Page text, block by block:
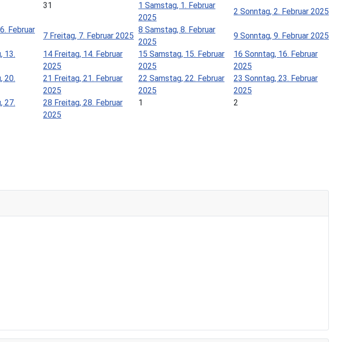
31 1 Samstag, 1. Februar
2025
2 Sonntag, 2. Februar 2025
Februar
7 Freitag, 7. Februar 2025
8 Samstag, 8. Februar
2025
9 Sonntag, 9. Februar 2025
13.
14 Freitag, 14. Februar
2025
15 Samstag, 15. Februar
2025
16 Sonntag, 16. Februar
2025
20.
21 Freitag, 21. Februar
2025
22 Samstag, 22. Februar
2025
23 Sonntag, 23. Februar
2025
27.
28 Freitag, 28. Februar
2025
1 2